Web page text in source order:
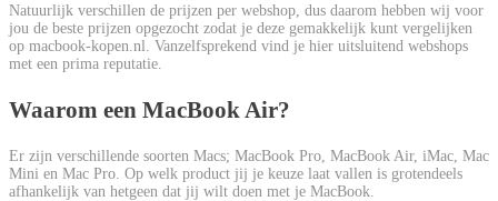
Natuurlijk verschillen de prijzen per webshop, dus daarom hebben wij voor
jou de beste prijzen opgezocht zodat je deze gemakkelijk kunt vergelijken
op macbook-kopen.nl. Vanzelfsprekend vind je hier uitsluitend webshops
met een prima reputatie.
Waarom een MacBook Air?
Er zijn verschillende soorten Macs; MacBook Pro, MacBook Air, iMac, Mac
Mini en Mac Pro. Op welk product jij je keuze laat vallen is grotendeels
afhankelijk van hetgeen dat jij wilt doen met je MacBook.